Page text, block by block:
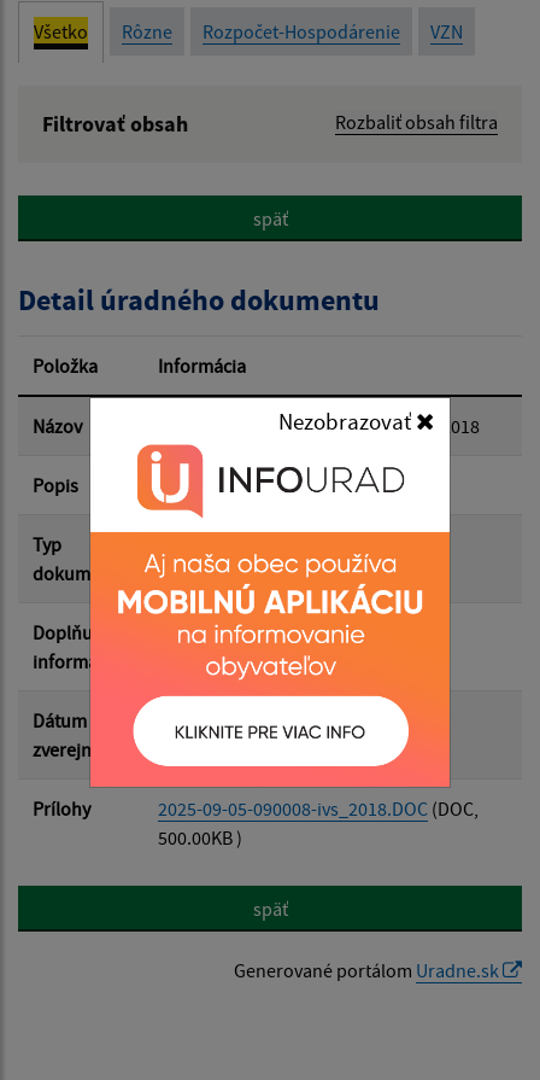
Nezobrazovať
Všetko Rôzne Rozpočet-Hospodárenie VZN
Filtrovať obsah Rozbaliť obsah filtra
Popis:
Dátum zverejnenia od:
Dátum zverejnenia do:
Filtrovať
späť
Detail úradného dokumentu
Položka Informácia
Názov Individuálna výročná správa za rok 2018
Popis
Typ
dokumentu
Doplňujúce
informácie
Dátum
zverejnenia
05.09.2025
Prílohy 2025-09-05-090008-ivs_2018.DOC (DOC,
500.00KB )
späť
Generované portálom Uradne.sk